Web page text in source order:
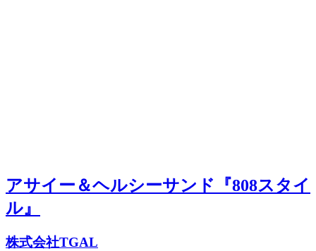
アサイー＆ヘルシーサンド『808スタイ
ル』
株式会社TGAL